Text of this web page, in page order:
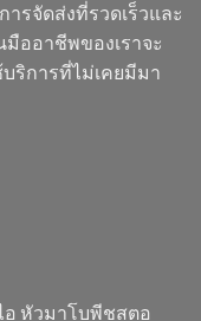
ารจัดส่งที่รวดเร็วและ
ออาชีพของเราจะ
ริการที่ไม่เคยมีมา
อ หัวมาโบพีชสตอ